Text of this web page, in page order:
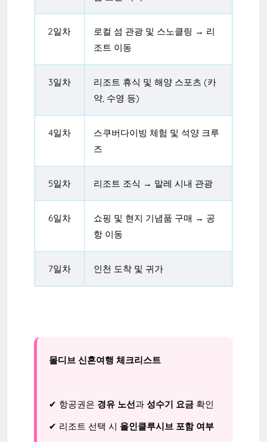
2일차
로컬 섬 관광 및 스노클링 → 리
조트 이동
3일차
리조트 휴식 및 해양 스포츠 (카
약, 수영 등)
4일차
스쿠버다이빙 체험 및 석양 크루
즈
5일차 리조트 조식 → 말레 시내 관광
6일차
쇼핑 및 현지 기념품 구매 → 공
항 이동
7일차 인천 도착 및 귀가
몰디브 신혼여행 체크리스트
✔ 항공권은 경유 노선과 성수기 요금확인
✔ 리조트 선택 시 올인클루시브 포함 여부